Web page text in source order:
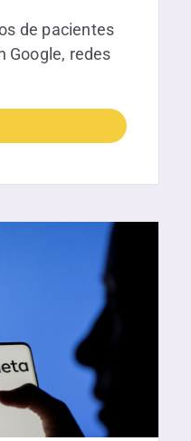
de pacientes
Google, redes